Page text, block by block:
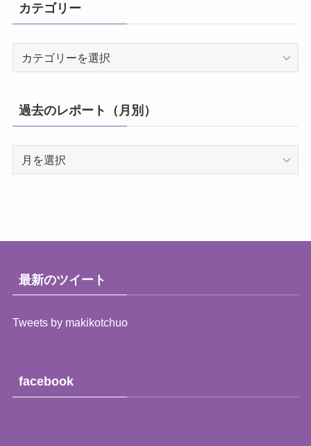
カテゴリー
リ
ー
過去のレポート（月別）
ー
（月
最新のツイート
Tweets by makikotchuo
facebook